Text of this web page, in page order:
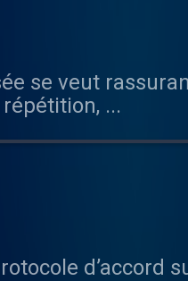
se veut
...
d’accord